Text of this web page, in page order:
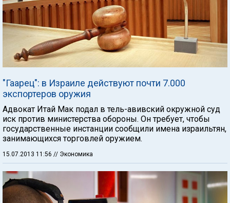
"Гаарец": в Израиле действуют почти 7.000
экспортеров оружия
Адвокат Итай Мак подал в тель-авивский окружной суд
иск против министерства обороны. Он требует, чтобы
государственные инстанции сообщили имена израильтян,
занимающихся торговлей оружием.
15.07.2013 11:56 // Экономика